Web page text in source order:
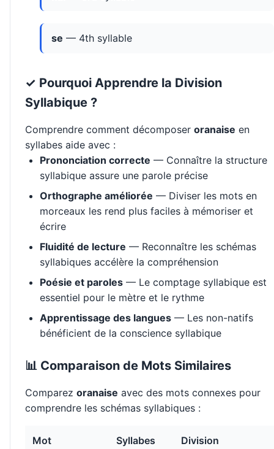
se — 4th syllable
✓ Pourquoi Apprendre la Division
Syllabique ?
Comprendre comment décomposer oranaise en
syllabes aide avec :
Prononciation correcte — Connaître la structure
syllabique assure une parole précise
Orthographe améliorée — Diviser les mots en
morceaux les rend plus faciles à mémoriser et
écrire
Fluidité de lecture — Reconnaître les schémas
syllabiques accélère la compréhension
Poésie et paroles — Le comptage syllabique est
essentiel pour le mètre et le rythme
Apprentissage des langues — Les non-natifs
bénéficient de la conscience syllabique
📊 Comparaison de Mots Similaires
Comparez oranaise avec des mots connexes pour
comprendre les schémas syllabiques :
Mot Syllabes Division